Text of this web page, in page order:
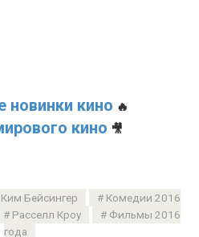
кино 🔥
кино 🎥
Ким Бейсингер
Комедии 2016
Расселл Кроу
Фильмы 2016
года